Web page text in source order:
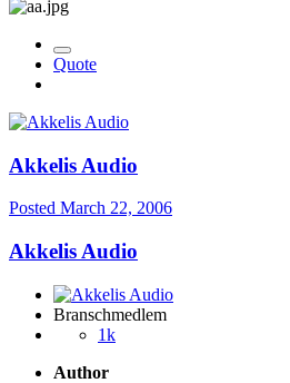
Quote
Akkelis Audio
Posted March 22, 2006
Akkelis Audio
Branschmedlem
1k
Author